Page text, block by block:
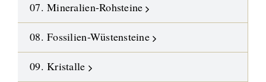
07. Mineralien-Rohsteine
08. Fossilien-Wüstensteine
09. Kristalle